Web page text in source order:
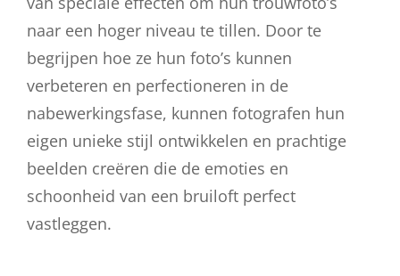
naar een hoger niveau te tillen. Door te
begrijpen hoe ze hun foto’s kunnen
verbeteren en perfectioneren in de
nabewerkingsfase, kunnen fotografen hun
eigen unieke stijl ontwikkelen en prachtige
beelden creëren die de emoties en
schoonheid van een bruiloft perfect
vastleggen.